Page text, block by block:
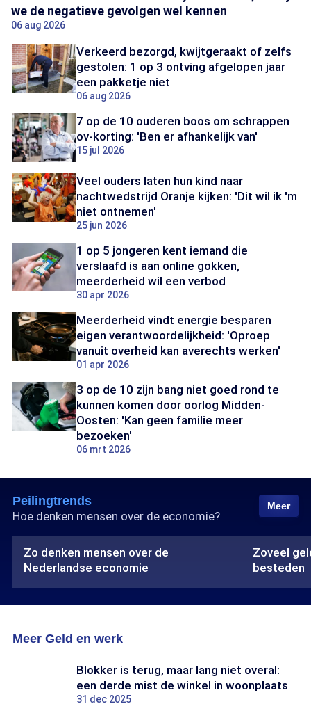
we de negatieve gevolgen wel kennen
06 aug 2026
Verkeerd bezorgd, kwijtgeraakt of zelfs
gestolen: 1 op 3 ontving afgelopen jaar
een pakketje niet
06 aug 2026
7 op de 10 ouderen boos om schrappen
ov-korting: 'Ben er afhankelijk van'
15 jul 2026
Veel ouders laten hun kind naar
nachtwedstrijd Oranje kijken: 'Dit wil ik 'm
niet ontnemen'
25 jun 2026
1 op 5 jongeren kent iemand die
verslaafd is aan online gokken,
meerderheid wil een verbod
30 apr 2026
Meerderheid vindt energie besparen
eigen verantwoordelijkheid: 'Oproep
vanuit overheid kan averechts werken'
01 apr 2026
3 op de 10 zijn bang niet goed rond te
kunnen komen door oorlog Midden-
Oosten: 'Kan geen familie meer
bezoeken'
06 mrt 2026
Peilingtrends
Hoe denken mensen over de economie?
Meer
Zo denken mensen over de
Nederlandse economie
Zo
over
Zoveel
besteden
Zoveel
besteden
Meer Geld en werk
Blokker is terug, maar lang niet overal:
een derde mist de winkel in woonplaats
31 dec 2025